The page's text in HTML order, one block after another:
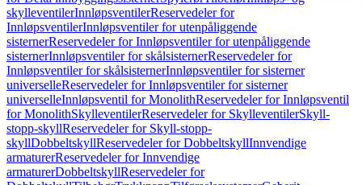
skylleventilerInnløpsventilerReservedeler for
InnløpsventilerInnløpsventiler for utenpåliggende
sisternerReservedeler for Innløpsventiler for utenpåliggende
sisternerInnløpsventiler for skålsisternerReservedeler for
Innløpsventiler for skålsisternerInnløpsventiler for sisterner
universelleReservedeler for Innløpsventiler for sisterner
universelleInnløpsventil for MonolithReservedeler for Innløpsventil
for MonolithSkylleventilerReservedeler for SkylleventilerSkyll-
stopp-skyllReservedeler for Skyll-stopp-
skyllDobbeltskyllReservedeler for DobbeltskyllInnvendige
armaturerReservedeler for Innvendige
armaturerDobbeltskyllReservedeler for